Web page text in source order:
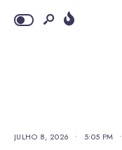
JULHO 8, 2026 • 5:05 PM •